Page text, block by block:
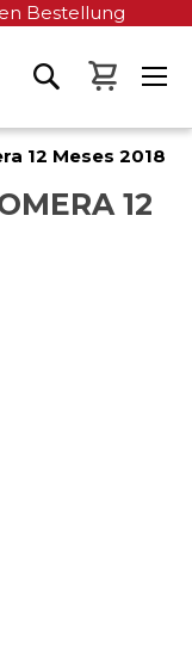
Bestellung
Mein
12 Meses 2018
12